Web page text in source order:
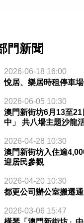
門新聞
2026-06-18 16:00
悅居、樂居時租停車
2026-06-05 10:30
澳門新街坊6月13至21
中」 共八場主題沙龍
2026-04-28 10:30
澳門新街坊入住逾
迎居民參觀
2026-04-20 10:30
都更公司辦公室搬遷
2026-03-06 15:47